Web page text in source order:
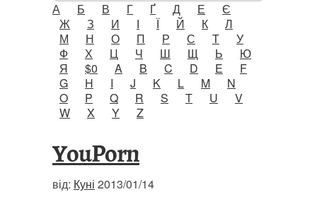
А Б В Г Ґ Д Е
Є
Ж
З И І Ї Й К
Л
М
Н О П Р С Т
У
Ф
Х Ц Ч Ш Щ Ь
Ю
Я
$0 A B C D E
F
G
H I J K L M
N
O
P Q R S T U
V
W
X Y Z
YouPorn
від: Куні 2013/01/14